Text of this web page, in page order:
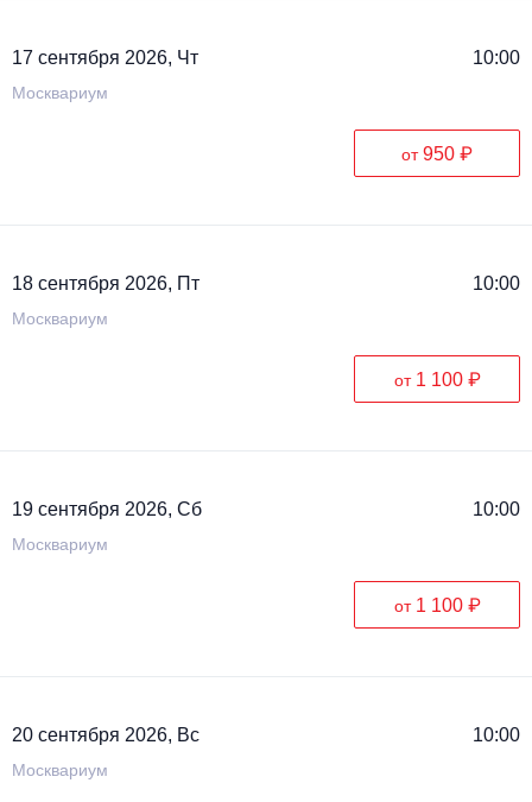
17 сентября 2026, Чт 10:00
Москвариум
от950 ₽
18 сентября 2026, Пт 10:00
Москвариум
от 1 100 ₽
19 сентября 2026, Сб 10:00
Москвариум
от 1 100 ₽
20 сентября 2026, Вс 10:00
Москвариум